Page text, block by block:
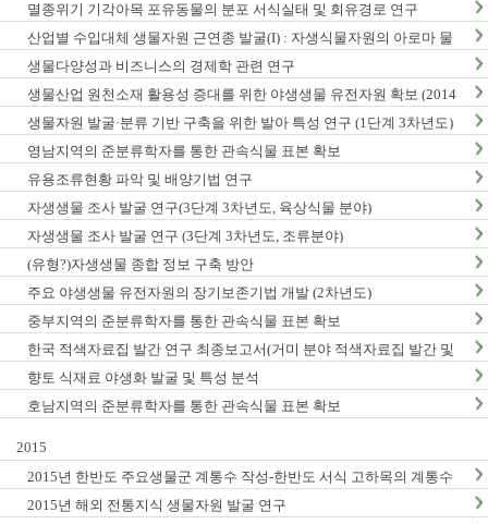
멸종위기 기각아목 포유동물의 분포 서식실태 및 회유경로 연구
산업별 수입대체 생물자원 근연종 발굴(I) : 자생식물자원의 아로마 물
질 탐색 및 발굴
생물다양성과 비즈니스의 경제학 관련 연구
생물산업 원천소재 활용성 증대를 위한 야생생물 유전자원 확보 (2014
년)
생물자원 발굴·분류 기반 구축을 위한 발아 특성 연구 (1단계 3차년도)
영남지역의 준분류학자를 통한 관속식물 표본 확보
유용조류현황 파악 및 배양기법 연구
자생생물 조사 발굴 연구(3단계 3차년도, 육상식물 분야)
자생생물 조사 발굴 연구 (3단계 3차년도, 조류분야)
(유형?)자생생물 종합 정보 구축 방안
주요 야생생물 유전자원의 장기보존기법 개발 (2차년도)
중부지역의 준분류학자를 통한 관속식물 표본 확보
한국 적색자료집 발간 연구 최종보고서(거미 분야 적색자료집 발간 및
적색목록집 영문판 개정)
향토 식재료 야생화 발굴 및 특성 분석
호남지역의 준분류학자를 통한 관속식물 표본 확보
2015
2015년 한반도 주요생물군 계통수 작성-한반도 서식 고하목의 계통수
작성 및 DNA바코드 연구 (1차년도) 최종 결과보고서
2015년 해외 전통지식 생물자원 발굴 연구